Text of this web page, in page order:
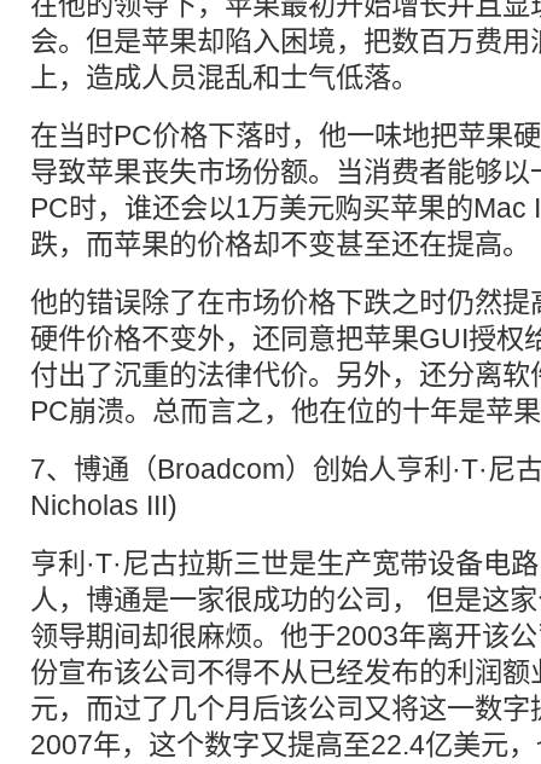
会。但是苹果却陷入困境，把数百万费
上，造成人员混乱和士气低落。
在当时PC价格下落时，他一味地把苹果
导致苹果丧失市场份额。当消费者能够
PC时，谁还会以1万美元购买苹果的Mac
跌，而苹果的价格却不变甚至还在提高。
他的错误除了在市场价格下跌之时仍然
硬件价格不变外，还同意把苹果GUI授权
付出了沉重的法律代价。另外，还分离
PC崩溃。总而言之，他在位的十年是苹
7、博通（Broadcom）创始人亨利·T·尼
Nicholas III)
亨利·T·尼古拉斯三世是生产宽带设备电
人，博通是一家很成功的公司， 但是这
领导期间却很麻烦。他于2003年离开该
份宣布该公司不得不从已经发布的利润
元，而过了几个月后该公司又将这一数
2007年，这个数字又提高至22.4亿美元